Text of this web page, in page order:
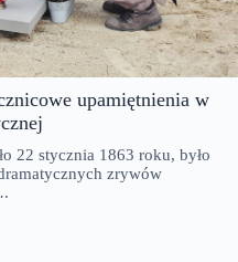
upamiętnienia w
22 stycznia 1863 roku, było
zrywów